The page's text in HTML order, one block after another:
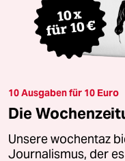
10 Ausgaben für 10 Euro
Die
Unsere wochentaz
Journalismus, der